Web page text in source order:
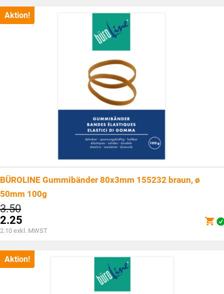
Aktion!
BÜROLINE Gummibänder 80x3mm 155232 braun, ø
50mm 100g
3.50Ursprünglicher
Preis
war:
CHF3.50
2.25
Aktueller
ist:
CHF2.25.
2.10 exkl. MWST
Aktion!